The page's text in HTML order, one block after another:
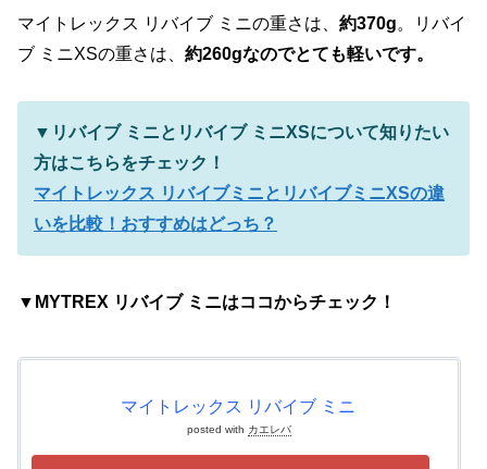
マイトレックス リバイブ ミニの重さは、 約370g。リバイ
ブ ミニXSの重さは、 約260gなのでとても軽いです。
▼リバイブ ミニとリバイブ ミニXSについて知りたい
方はこちらをチェック！
マイトレックス リバイブミニとリバイブミニXSの違
いを比較！おすすめはどっち？
▼MYTREX リバイブ ミニはココからチェック！
マイトレックス リバイブ ミニ
posted with カエレバ